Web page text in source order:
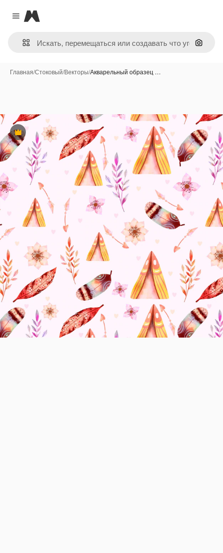
Close menu
Magnific
Поиск
Главная/Стоковый/Векторы/Акварельный образец …
Премиум